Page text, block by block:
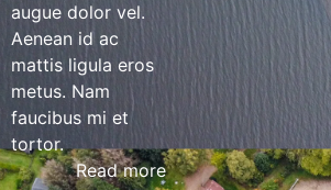
augue dolor vel.
Aenean id ac
mattis ligula eros
metus. Nam
faucibus mi et
tortor.
Read more